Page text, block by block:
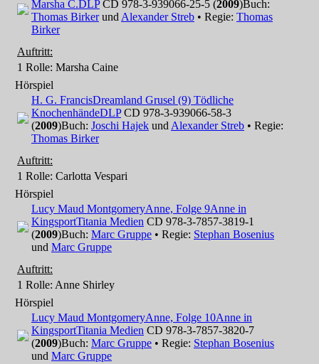
Marsha C.DLPCD 978-3-939066-25-5 (2009)Buch:
Thomas Birkerund Alexander Streb • Regie: Thomas
Birker
Auftritt:
1 Rolle: Marsha Caine
Hörspiel
H. G. FrancisDreamland Grusel (9) Tödliche
KnochenhändeDLPCD 978-3-939066-58-3
(2009)Buch: Joschi Hajek und Alexander Streb • Regie:
Thomas Birker
Auftritt:
1 Rolle: Carlotta Vespari
Hörspiel
Lucy Maud MontgomeryAnne, Folge 9Anne in
KingsportTitania Medien CD 978-3-7857-3819-1
(2009)Buch: Marc Gruppe • Regie: Stephan Bosenius
und Marc Gruppe
Auftritt:
1 Rolle: Anne Shirley
Hörspiel
Lucy Maud MontgomeryAnne, Folge 10Anne in
KingsportTitania Medien CD 978-3-7857-3820-7
(2009)Buch: Marc Gruppe • Regie: Stephan Bosenius
und Marc Gruppe